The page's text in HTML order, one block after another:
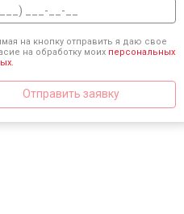
на кнопку отправить я даю свое
на обработку моих персональных
Отправить заявку